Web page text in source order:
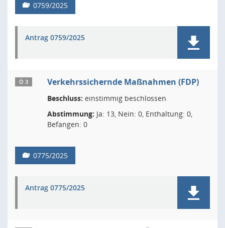
0759/2025
Antrag 0759/2025
Ö 3 Verkehrssichernde Maßnahmen (FDP)
Beschluss: einstimmig beschlossen
Abstimmung: Ja: 13, Nein: 0, Enthaltung: 0,
Befangen: 0
0775/2025
Antrag 0775/2025